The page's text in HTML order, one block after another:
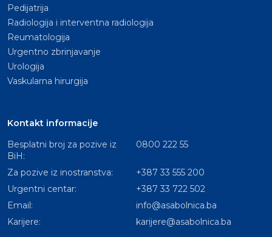
Pedijatrija
Radiologija i interventna radiologija
Reumatologija
Urgentno zbrinjavanje
Urologija
Vaskularna hirurgija
Kontakt informacije
Besplatni broj za pozive iz
BiH:
0800 222 55
Za pozive iz inostranstva:
+387 33 555 200
Urgentni centar:
+387 33 722 502
Email:
info@asabolnica.ba
Karijere:
karijere@asabolnica.ba